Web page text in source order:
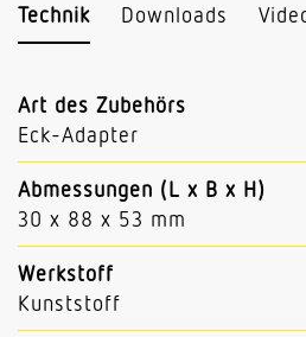
Technik Downloads
Art des Zubehörs
Eck-Adapter
Abmessungen (L x B x H)
30 x 88 x 53 mm
Werkstoff
Kunststoff